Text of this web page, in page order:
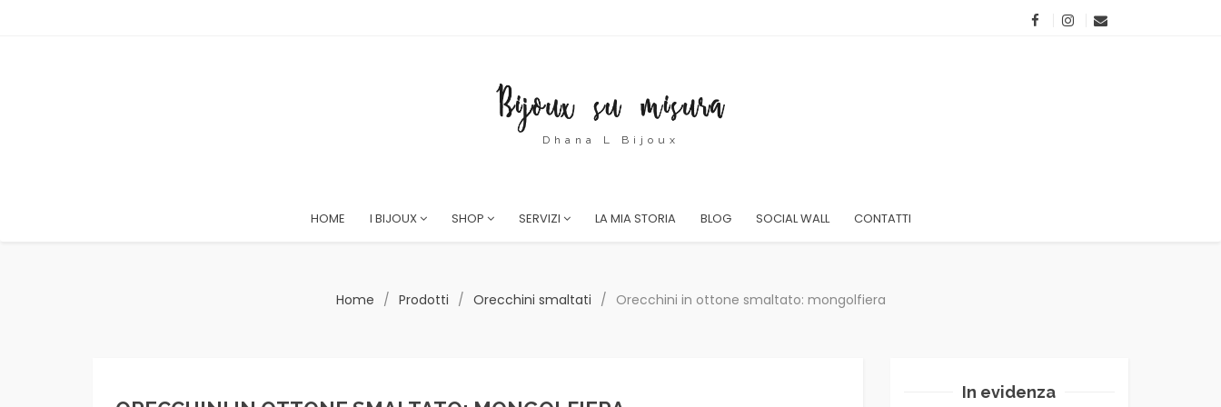
Dhana L Bijoux
HOME I BIJOUX SHOP SERVIZI LA MIA STORIA BLOG SOCIAL WALL CONTATTI
Home / Prodotti / Orecchini smaltati / Orecchini in ottone smaltato: mongolfiera
In evidenza